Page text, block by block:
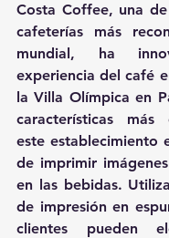
Costa Coffee, una
cafeterías más
mundial, ha
experiencia del café
la Villa Olímpica en
características más
este establecimiento
de imprimir
en las bebidas.
de impresión en
clientes pueden